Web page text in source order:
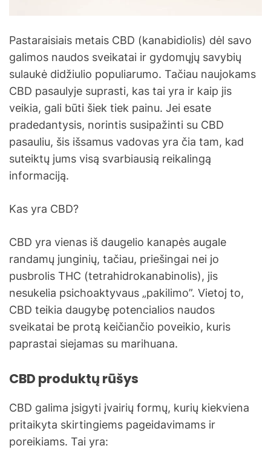
Pastaraisiais metais CBD (kanabidiolis) dėl savo
galimos naudos sveikatai ir gydomųjų savybių
sulaukė didžiulio populiarumo. Tačiau naujokams
CBD pasaulyje suprasti, kas tai yra ir kaip jis
veikia, gali būti šiek tiek painu. Jei esate
pradedantysis, norintis susipažinti su CBD
pasauliu, šis išsamus vadovas yra čia tam, kad
suteiktų jums visą svarbiausią reikalingą
informaciją.
Kas yra CBD?
CBD yra vienas iš daugelio kanapės augale
randamų junginių, tačiau, priešingai nei jo
pusbrolis THC (tetrahidrokanabinolis), jis
nesukelia psichoaktyvaus „pakilimo”. Vietoj to,
CBD teikia daugybę potencialios naudos
sveikatai be protą keičiančio poveikio, kuris
paprastai siejamas su marihuana.
CBD produktų rūšys
CBD galima įsigyti įvairių formų, kurių kiekviena
pritaikyta skirtingiems pageidavimams ir
poreikiams. Tai yra: